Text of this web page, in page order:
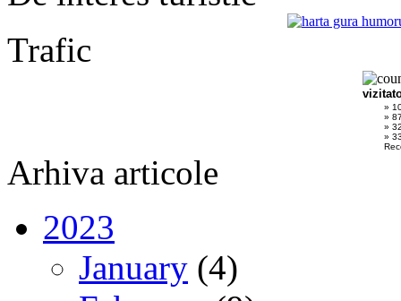
Trafic
»
»
»
»
Arhiva articole
2023
January (4)